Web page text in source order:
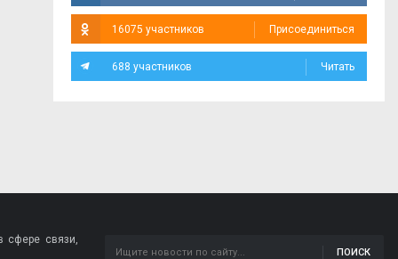
16075 участников Присоединиться
688 участников Читать
сфере связи,
ПОИСК